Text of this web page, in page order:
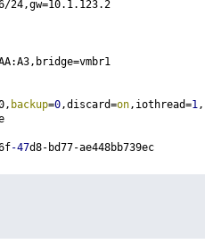
backup=0,discard=on,iothread=1,
-47d8-bd77-ae448bb739ec